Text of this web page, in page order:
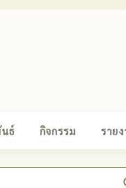
ธ์ กิจกรรม ราย